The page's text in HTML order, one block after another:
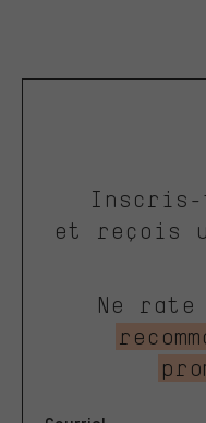
Inscris-
et reçois
Ne rate